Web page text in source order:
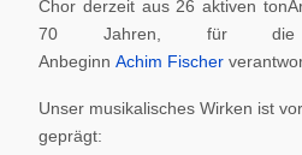
Chor derzeit aus 26 aktiven
70 Jahren, für die
Anbeginn Achim Fischer
Unser musikalisches Wirken ist
geprägt: